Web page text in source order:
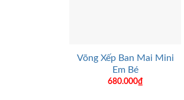
Võng Xếp Ban Mai Mini
Em Bé
680.000₫